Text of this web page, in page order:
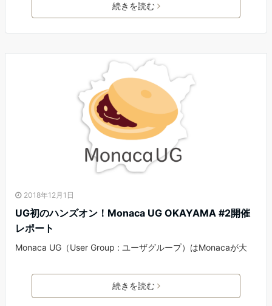
続きを読む
2018年12月1日
UG初のハンズオン！Monaca UG OKAYAMA #2開催
レポート
Monaca UG（User Group : ユーザグループ）はMonacaが大
続きを読む